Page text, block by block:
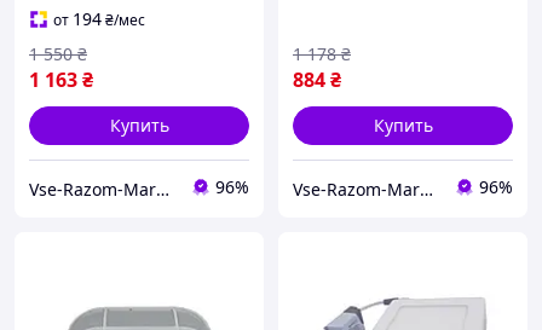
от 194₴/мес
1 163₴
1 550 ₴
Купить
Vse-Razom-Market 96%
884₴
1 178 ₴
Купить
Vse-Razom-Market 96%